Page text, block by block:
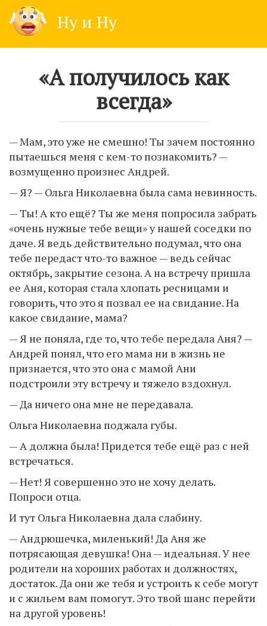
content
Ну и Ну
«А получилось как
всегда»
— Мам, это уже не смешно! Ты зачем постоянно
пытаешься меня с кем-то познакомить? —
возмущенно произнес Андрей.
— Я? — Ольга Николаевна была сама невинность.
— Ты! А кто ещё? Ты же меня попросила забрать
«очень нужные тебе вещи» у нашей соседки по
даче. Я ведь действительно подумал, что она
тебе передаст что-то важное — ведь сейчас
октябрь, закрытие сезона. А на встречу пришла
ее Аня, которая стала хлопать ресницами и
говорить, что это я позвал ее на свидание. На
какое свидание, мама?
— Я не поняла, где то, что тебе передала Аня? —
Андрей понял, что его мама ни в жизнь не
признается, что это она с мамой Ани
подстроили эту встречу и тяжело вздохнул.
— Да ничего она мне не передавала.
Ольга Николаевна поджала губы.
— А должна была! Придется тебе ещё раз с ней
встречаться.
— Нет! Я совершенно это не хочу делать.
Попроси отца.
И тут Ольга Николаевна дала слабину.
— Андрюшечка, миленький! Да Аня же
потрясающая девушка! Она — идеальная. У нее
родители на хороших работах и должностях,
достаток. Да они же тебя и устроить к себе могут
и с жильем вам помогут. Это твой шанс перейти
на другой уровень!